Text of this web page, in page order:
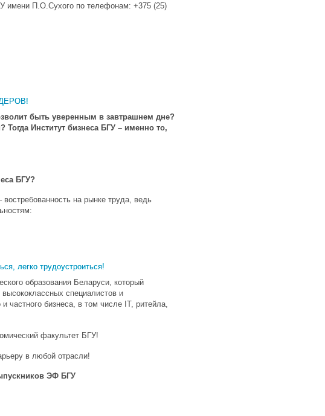
имени П.О.Сухого по телефонам: +375 (25)
быть уверенным в завтрашнем дне?
Институт бизнеса БГУ – именно то,
БГУ?
на рынке труда, ведь
легко трудоустроиться!
образования Беларуси, который
специалистов и
частного бизнеса, в том числе IT, ритейла,
факультет БГУ!
в любой отрасли!
ЭФ БГУ